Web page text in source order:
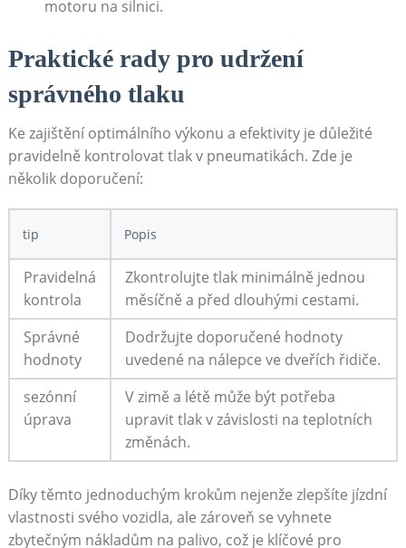
motoru na silnici.
Praktické rady pro udržení
správného tlaku
Ke zajištění optimálního​ výkonu ⁣a⁢ efektivity⁤ je důležité
pravidelně kontrolovat tlak v pneumatikách. Zde je
několik doporučení:
tip Popis
Pravidelná
kontrola
Zkontrolujte tlak⁣ minimálně​ jednou
⁤měsíčně a před dlouhými cestami.
Správné
hodnoty
Dodržujte doporučené hodnoty
‌uvedené na nálepce ve dveřích řidiče.
sezónní
úprava
V‌ zimě a létě může být potřeba
‌upravit tlak v závislosti na teplotních
změnách.
Díky těmto jednoduchým krokům nejenže zlepšíte jízdní
vlastnosti svého vozidla, ale zároveň se vyhnete⁢
zbytečným‍ nákladům​ na ⁤palivo, což je klíčové pro